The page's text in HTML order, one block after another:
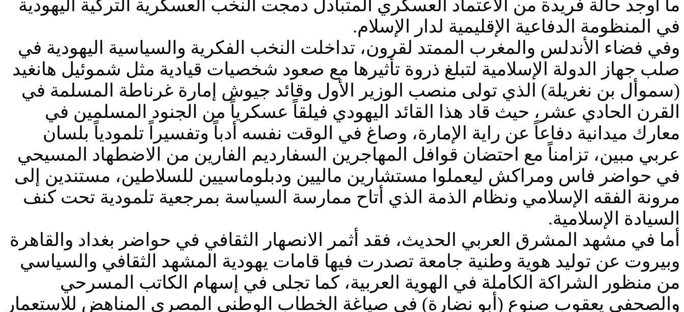
ما أوجد حالة فريدة من الاعتماد العسكري المتبادل دمجت النخب العسكرية التركية اليهودية
في المنظومة الدفاعية الإقليمية لدار الإسلام.
وفي فضاء الأندلس والمغرب الممتد لقرون، تداخلت النخب الفكرية والسياسية اليهودية في
صلب جهاز الدولة الإسلامية لتبلغ ذروة تأثيرها مع صعود شخصيات قيادية مثل شموئيل هانغيد
(سموأل بن نغريلة) الذي تولى منصب الوزير الأول وقائد جيوش إمارة غرناطة المسلمة في
القرن الحادي عشر، حيث قاد هذا القائد اليهودي فيلقاً عسكرياً من الجنود المسلمين في
معارك ميدانية دفاعاً عن راية الإمارة، وصاغ في الوقت نفسه أدباً وتفسيراً تلمودياً بلسان
عربي مبين، تزامناً مع احتضان قوافل المهاجرين السفارديم الفارين من الاضطهاد المسيحي
في حواضر فاس ومراكش ليعملوا مستشارين ماليين ودبلوماسيين للسلاطين، مستندين إلى
مرونة الفقه الإسلامي ونظام الذمة الذي أتاح ممارسة السياسة بمرجعية تلمودية تحت كنف
السيادة الإسلامية.
أما في مشهد المشرق العربي الحديث، فقد أثمر الانصهار الثقافي في حواضر بغداد والقاهرة
وبيروت عن توليد هوية وطنية جامعة تصدرت فيها قامات يهودية المشهد الثقافي والسياسي
من منظور الشراكة الكاملة في الهوية العربية، كما تجلى في إسهام الكاتب المسرحي
والصحفي يعقوب صنوع (أبو نضارة) في صياغة الخطاب الوطني المصري المناهض للاستعمار